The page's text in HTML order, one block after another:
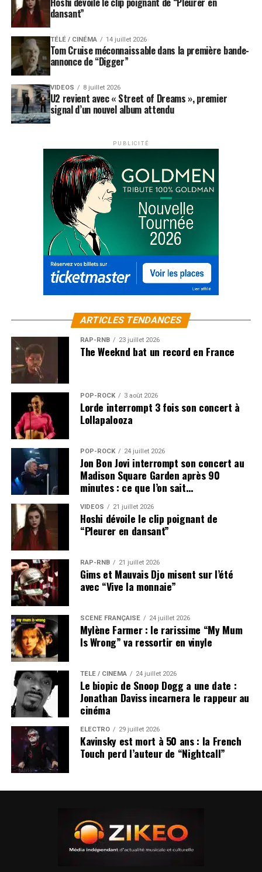
dansant”
TÉLÉ / CINÉMA 14 juillet 2026
Tom Cruise méconnaissable dans la première bande-
annonce de “Digger”
VIDEOS 8 juillet 2026
U2 revient avec « Street of Dreams », premier
signal d’un nouvel album attendu
PUBLICITÉ
ARTICLES TENDANCES
RAP-RNB 23 juillet 2026
The Weeknd bat un record en France
POP-ROCK 3 août 2026
Lorde interrompt 3 fois son concert à
Lollapalooza
POP-ROCK 24 juillet 2026
Jon Bon Jovi interrompt son concert au
Madison Square Garden après 90
minutes : ce que l’on sait…
VIDEOS 21 juillet 2026
Hoshi dévoile le clip poignant de
“Pleurer en dansant”
RAP-RNB 21 juillet 2026
Gims et Mauvais Djo misent sur l’été
avec “Vive la monnaie”
SCÈNE FRANÇAISE 24 juillet 2026
Mylène Farmer : le rarissime “My Mum
Is Wrong” va ressortir en vinyle
TÉLÉ / CINÉMA 24 juillet 2026
Le biopic de Snoop Dogg a une date :
Jonathan Daviss incarnera le rappeur au
cinéma
ÉLECTRO 29 juillet 2026
Kavinsky est mort à 50 ans : la French
Touch perd l’auteur de “Nightcall”